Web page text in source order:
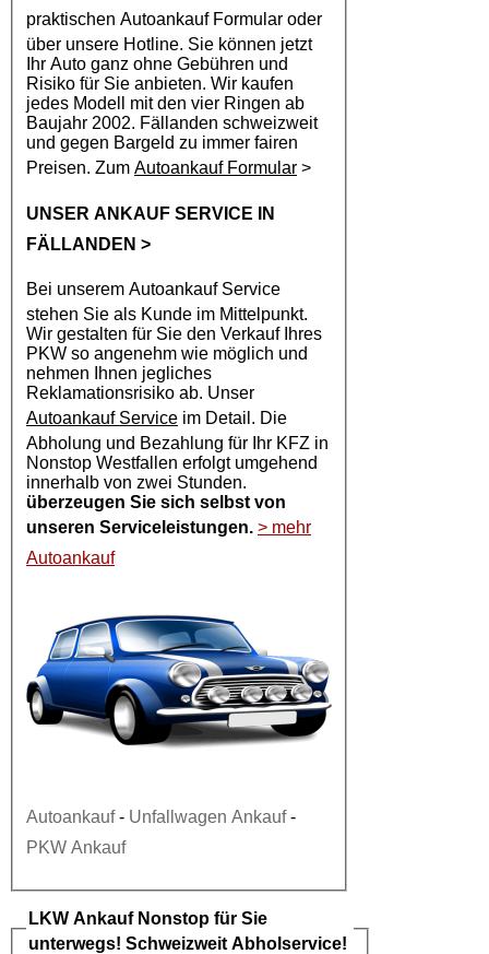
praktischen AutoankaufFormular oder
über unsere Hotline. Sie können jetzt
Ihr Auto ganz ohne Gebühren und
Risiko für Sie anbieten. Wir kaufen
jedes Modell mit den vier Ringen ab
Baujahr 2002. Fällanden schweizweit
und gegen Bargeld zu immer fairen
Preisen. Zum Autoankauf Formular >
UNSER ANKAUF SERVICE IN
FÄLLANDEN >
Bei unserem AutoankaufService
stehen Sie als Kunde im Mittelpunkt.
Wir gestalten für Sie den Verkauf Ihres
PKW so angenehm wie möglich und
nehmen Ihnen jegliches
Reklamationsrisiko ab. Unser
Autoankauf Service im Detail. Die
Abholung und Bezahlung für Ihr KFZ in
Nonstop Westfallen erfolgt umgehend
innerhalb von zwei Stunden.
überzeugen Sie sich selbst von
unseren Serviceleistungen. > mehr
Autoankauf
Autoankauf- Unfallwagen Ankauf-
PKW Ankauf
LKW AnkaufNonstop für Sie
unterwegs! Schweizweit Abholservice!